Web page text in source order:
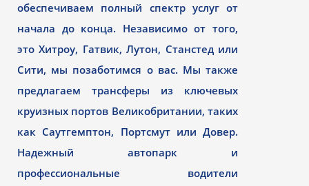
обеспечиваем полный спектр услуг от
начала до конца. Независимо от того,
это Хитроу, Гатвик, Лутон, Станстед или
Сити, мы позаботимся о вас. Мы также
предлагаем трансферы из ключевых
круизных портов Великобритании, таких
как Саутгемптон, Портсмут или Довер.
Надежный автопарк и
профессиональные водители